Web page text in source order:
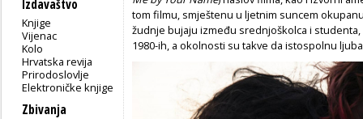
Izdavaštvo
Knjige
Vijenac
Kolo
Hrvatska revija
Prirodoslovlje
Elektroničke knjige
Zbivanja
tom filmu, smještenu u ljetnim suncem
žudnje bujaju između srednjoškolca i
1980-ih, a okolnosti su takve da istospolnu